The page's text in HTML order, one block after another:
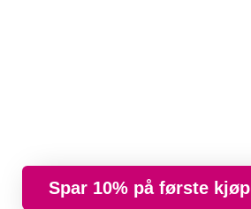
Spar 10% på første kjøp